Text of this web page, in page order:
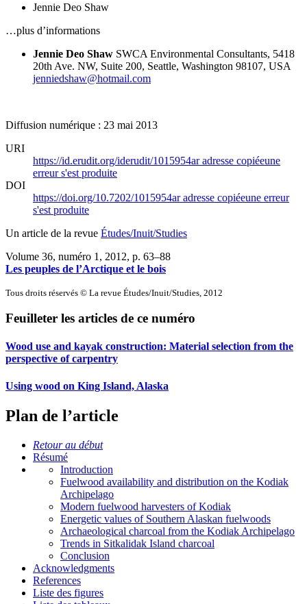
Jennie Deo Shaw
…plus d’informations
Jennie Deo Shaw SWCA Environmental Consultants, 5418
20th Ave. NW, Suite 200, Seattle, Washington 98107, USA
jenniedshaw@hotmail.com
Diffusion numérique : 23 mai 2013
URI
https://id.erudit.org/iderudit/1015954aradresse copiéeune
erreur s'est produite
DOI
https://doi.org/10.7202/1015954aradresse copiéeune erreur
s'est produite
Un article de la revue Études/Inuit/Studies
Volume 36, numéro 1, 2012, p. 63–88
Les peuples de l’Arctique et le bois
Tous droits réservés © La revue Études/Inuit/Studies, 2012
Feuilleter les articles de ce numéro
Wood use and kayak construction: Material selection from the
perspective of carpentry
Using wood on King Island, Alaska
Plan de l’article
Retour au début
Résumé
Introduction
Fuelwood availability and distribution on the Kodiak
Archipelago
Modern fuelwood harvesters of Kodiak
Energetic values of Southern Alaskan fuelwoods
Archaeological charcoal from the Kodiak Archipelago
Trends in Sitkalidak Island charcoal
Conclusion
Acknowledgments
References
Liste des figures